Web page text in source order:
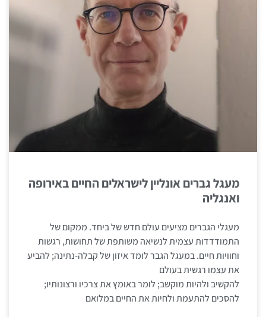
מעגל גברים אונליין לישראלים החיים באירופה
ואנגליה
מעגלי הגברים מציעים עולם חדש של ביחד. ממקום של
התמודדדות עצמית לנשיאה משותפת של תחושות, רגשות
וחוויות חיים. במעגל הגבר לומד איזון של קבלה-נתינה; להביע
את עצמו רגשית בעולם
להקשיב ולהיות מוקשב; לומר באומץ את צרכיו ורצונותיו;
להסכים להתעמת ולחיות את החיים במלואם